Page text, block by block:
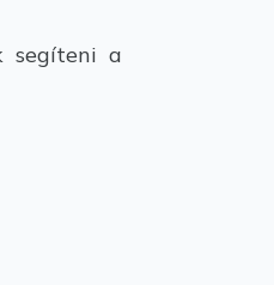
segíteni a